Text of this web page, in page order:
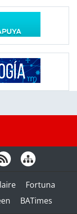
Fortuna
BATimes